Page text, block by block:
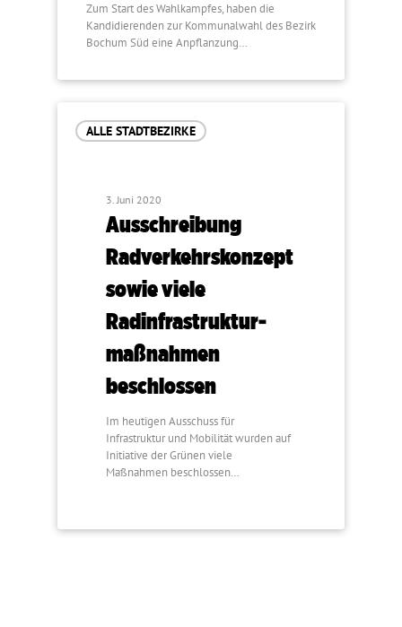
Zum Start des Wahlkampfes, haben die
Kandidierenden zur Kommunalwahl des Bezirk
Bochum Süd eine Anpflanzung…
ALLE STADTBEZIRKE
3. Juni 2020
Ausschreibung
Radverkehrskonzept
sowie viele
Radinfrastruktur­
maßnahmen
beschlossen
Im heutigen Ausschuss für
Infrastruktur und Mobilität wurden auf
Initiative der Grünen viele
Maßnahmen beschlossen…